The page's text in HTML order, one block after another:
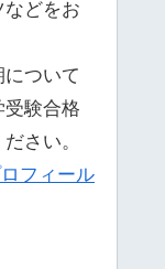
どをお
ついて
験合格
さい。
フィール